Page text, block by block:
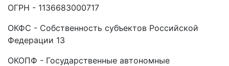
ОГРН - 1136683000717
ОКФС - Собственность субъектов Российской
Федерации 13
ОКОПФ - Государственные автономные